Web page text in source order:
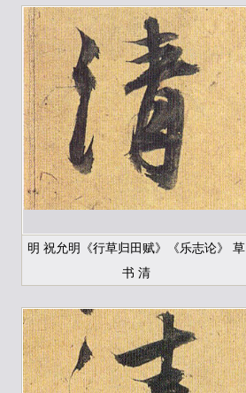
明 祝允明《行草归田赋》《乐志论》 草
书 清